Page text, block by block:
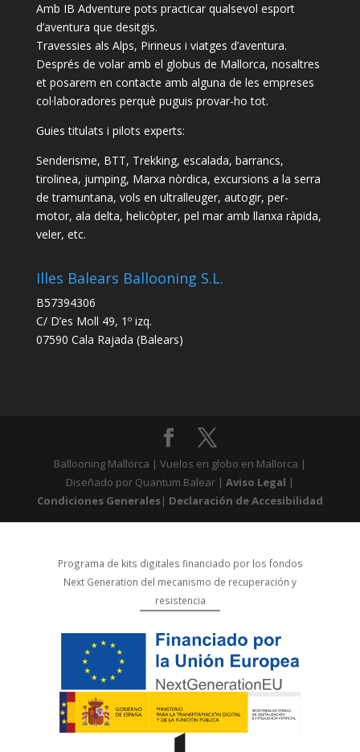
Amb IB Adventure pots practicar qualsevol esport
d’aventura que desitgis.
Travessies als Alps, Pirineus i viatges d’aventura.
Després de volar amb el globus de Mallorca, nosaltres
et posarem en contacte amb alguna de les empreses
col·laboradores perquè puguis provar-ho tot.
Guies titulats i pilots experts:
Senderisme, BTT, Trekking, escalada, barrancs,
tirolinea, jumping, Marxa nòrdica, excursions a la serra
de tramuntana, vols en ultralleuger, autogir, per-
motor, ala delta, helicòpter, pel mar amb llanxa ràpida,
veler, etc.
Illes Balears Ballooning S.L.
B57394306
C/ D’es Moll 49, 1º izq.
07590 Cala Rajada (Balears)
Ballooning Mallorca | Vuelos en globo en Mallorca |
Diseñado por Quantum Balear | Aviso Legal |
Condiciones Generales| Declaración de Accesibilidad
Programa de kits digitales financiado por los fondos
Next Generation del mecanismo de recuperación y
resistencia